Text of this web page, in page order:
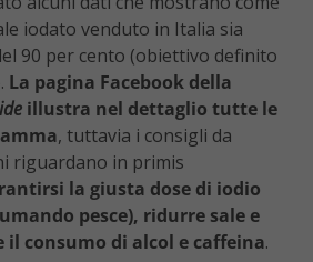
iodato venduto in Italia sia
90 per cento (obiettivo definito
La pagina Facebook della
illustra nel dettaglio tutte le
, tuttavia i consigli da
riguardano in primis
la giusta dose di iodio
pesce), ridurre sale e
consumo di alcol e caffeina.